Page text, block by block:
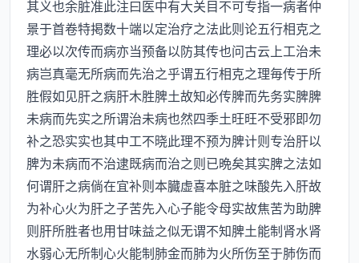
其义也余脏准此注曰医中有大关目不可专指一病者仲
景于首卷特掲数十端以定治疗之法此则论五行相克之
理必以次传而病亦当预备以防其传也问古云上工治未
病岂真毫无所病而先治之乎谓五行相克之理毎传于所
胜假如见肝之病肝木胜脾土故知必传脾而先务实脾脾
未病而先实之所谓治未病也然四季土旺旺不受邪即勿
补之恐实实也其中工不晓此理不预为脾计则专治肝以
脾为未病而不治逮既病而治之则已晩矣其实脾之法如
何谓肝之病倘在宜补则本臓虚喜本脏之味酸先入肝故
为补心火为肝之子苦先入心子能令母实故焦苦为助脾
则肝所胜者也用甘味益之似无谓不知脾土能制肾水肾
水弱心无所制心火能制肺金而肺为火所伤至于肺伤而